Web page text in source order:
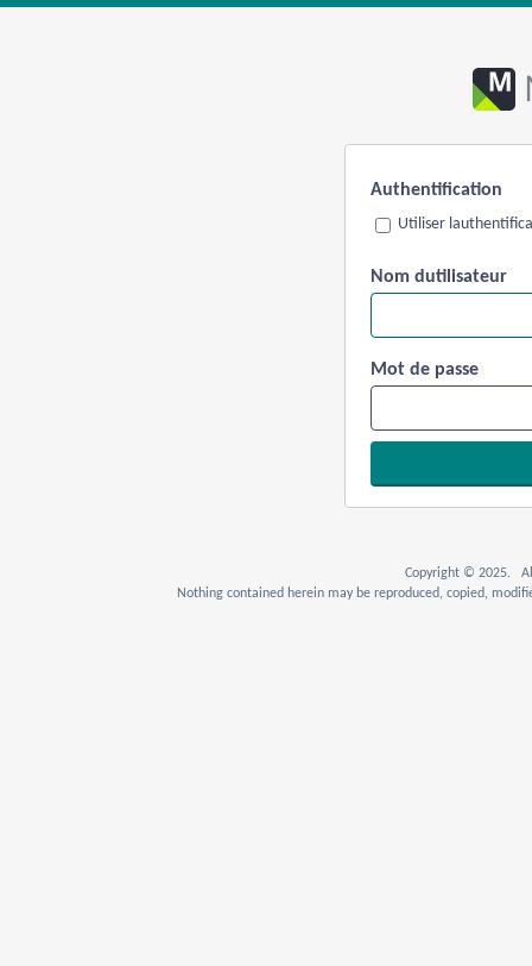
Authentification
Utiliser
Nom dutilisateur
Mot de passe
Copyright © 2025. All
Nothing contained herein may be reproduced, copied,